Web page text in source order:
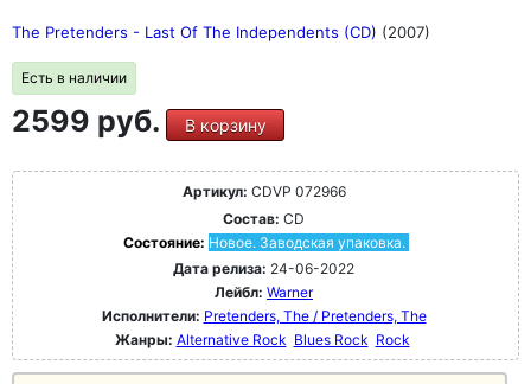
The Pretenders - Last Of The Independents (CD) (2007)
Есть в наличии
2599 руб. В корзину
Артикул: CDVP 072966
Состав: CD
Состояние: Новое. Заводская упаковка.
Дата релиза: 24-06-2022
Лейбл: Warner
Исполнители: Pretenders, The / Pretenders, The
Жанры: Alternative Rock Blues Rock Rock